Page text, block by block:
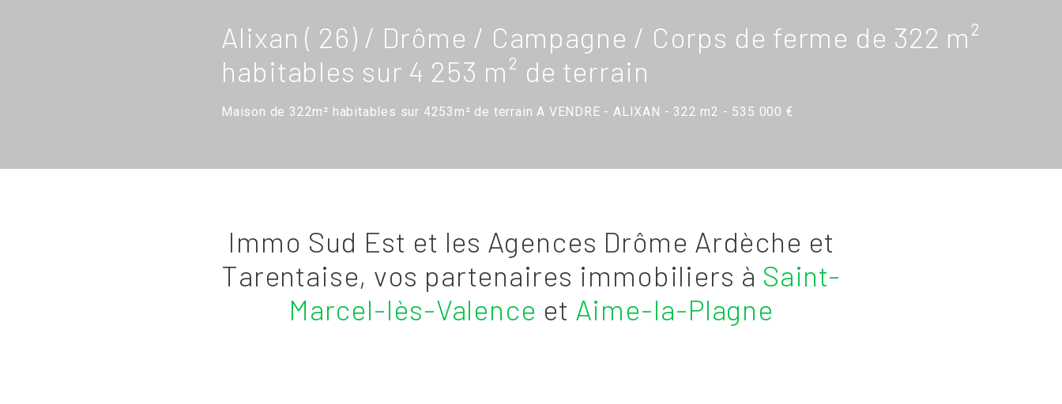
Alixan ( 26) / Drôme / Campagne / Corps de ferme de 322 m²
habitables sur 4 253 m² de terrain
Maison de 322m² habitables sur 4253m² de terrain A VENDRE - ALIXAN - 322 m2 - 535 000 €
Immo Sud Est et les Agences Drôme Ardèche et
Tarentaise, vos partenaires immobiliers à Saint-
Marcel-lès-Valence et Aime-la-Plagne